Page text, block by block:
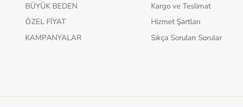
BÜYÜK BEDEN
ÖZEL FİYAT
KAMPANYALAR
Kargo ve Teslimat
Hizmet Şartları
Sıkça Sorulan Sorular